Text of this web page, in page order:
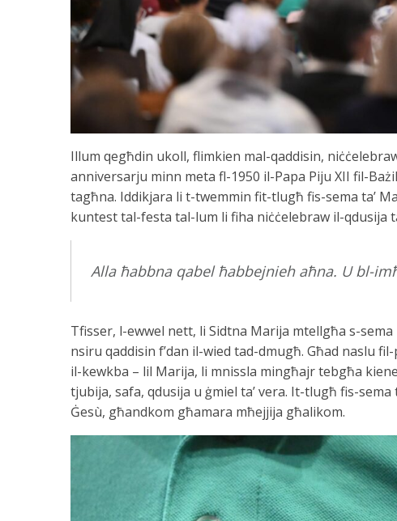
Illum qegħdin ukoll, flimkien mal-qaddisin,
anniversarju minn meta fl-1950 il-Papa Piju XII fil-
tagħna. Iddikjara li t-twemmin fit-tlugħ fis-sema ta’
kuntest tal-festa tal-lum li fiha niċċelebraw il-qdusija
Alla ħabbna qabel ħabbejnieh aħna. U bl-
Tfisser, l-ewwel nett, li Sidtna Marija mtellgħa s-
nsiru qaddisin f’dan il-wied tad-dmugħ. Għad naslu
il-kewkba – lil Marija, li mnissla mingħajr tebgħa
tjubija, safa, qdusija u ġmiel ta’ vera. It-tlugħ fis-
Ġesù, għandkom għamara mħejjija għalikom.